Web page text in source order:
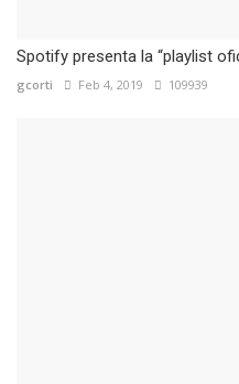
Spotify presenta la “playlist
gcorti Feb 4, 2019 109939